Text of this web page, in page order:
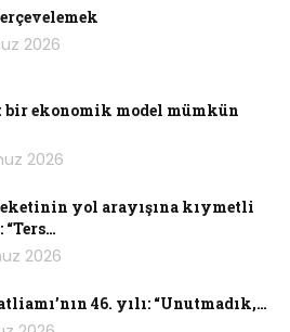
2026
bir ekonomik model mümkün
2026
yol arayışına kıymetli
2026
46. yılı: “Unutmadık,…